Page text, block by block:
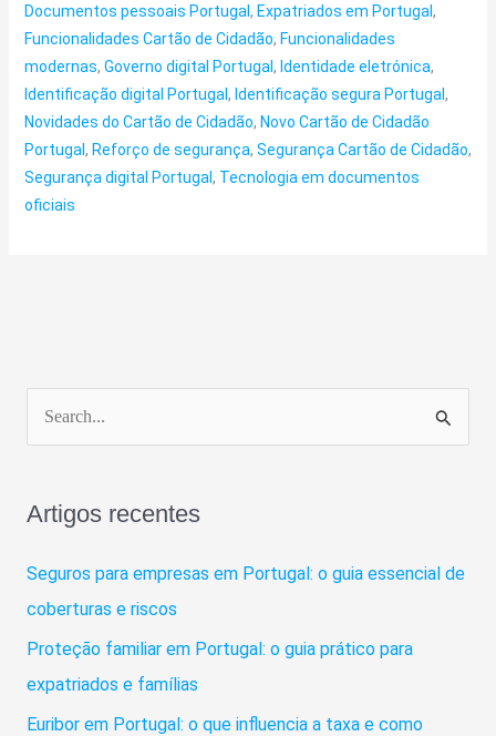
Documentos pessoais Portugal, Expatriados em Portugal,
Funcionalidades Cartão de Cidadão, Funcionalidades
modernas, Governo digital Portugal, Identidade eletrónica,
Identificação digital Portugal, Identificação segura Portugal,
Novidades do Cartão de Cidadão, Novo Cartão de Cidadão
Portugal, Reforço de segurança, Segurança Cartão de Cidadão,
Segurança digital Portugal, Tecnologia em documentos
oficiais
r
c
Artigos recentes
Seguros para empresas em Portugal: o guia essencial de
coberturas e riscos
Proteção familiar em Portugal: o guia prático para
expatriados e famílias
Euribor em Portugal: o que influencia a taxa e como